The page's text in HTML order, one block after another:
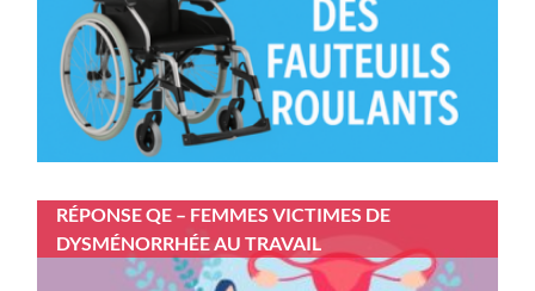
RÉPONSE QE – FEMMES VICTIMES DE
DYSMÉNORRHÉE AU TRAVAIL